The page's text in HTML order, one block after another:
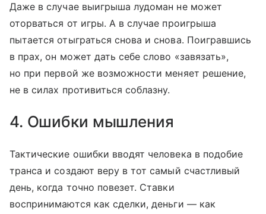
Даже в случае выигрыша лудоман не может
оторваться от игры. А в случае проигрыша
пытается отыграться снова и снова. Поигравшись
в прах, он может дать себе слово «завязать»,
но при первой же возможности меняет решение,
не в силах противиться соблазну.
4. Ошибки мышления
Тактические ошибки вводят человека в подобие
транса и создают веру в тот самый счастливый
день, когда точно повезет. Ставки
воспринимаются как сделки, деньги — как